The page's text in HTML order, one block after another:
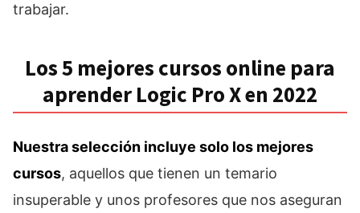
trabajar.
Los 5 mejores cursos online para
aprender Logic Pro X en 2022
Nuestra selección incluye solo los mejores
cursos, aquellos que tienen un temario
insuperable y unos profesores que nos aseguran